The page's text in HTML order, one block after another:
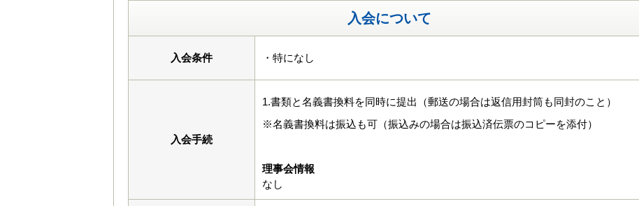
入会について
入会条件 ・特になし
入会手続
1.書類と名義書換料を同時に提出（郵送の場合は返信用封筒も同封のこと）
※名義書換料は振込も可（振込みの場合は振込済伝票のコピーを添付）
理事会情報
なし